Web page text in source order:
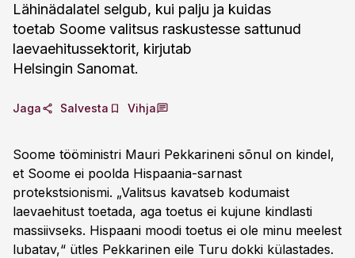
Lähinädalatel selgub, kui palju ja kuidas
toetab Soome valitsus raskustesse sattunud
laevaehitussektorit, kirjutab
Helsingin Sanomat.
Jaga Salvesta Vihja
Soome tööministri Mauri Pekkarineni sõnul on kindel,
et Soome ei poolda Hispaania-sarnast
protekstsionismi. „Valitsus kavatseb kodumaist
laevaehitust toetada, aga toetus ei kujune kindlasti
massiivseks. Hispaani moodi toetus ei ole minu meelest
lubatav,“ ütles Pekkarinen eile Turu dokki külastades.